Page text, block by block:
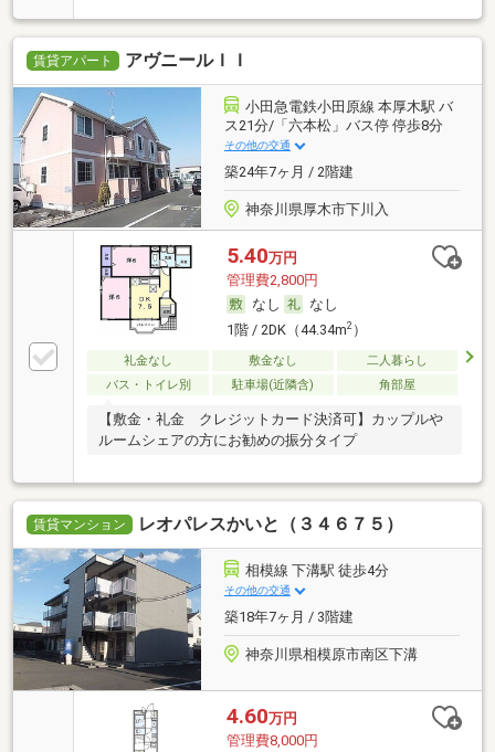
賃貸アパート アヴニールＩＩ
小田急電鉄小田原線 本厚木駅 バ
ス21分/「六本松」バス停 停歩8分
その他の交通
築24年7ヶ月 / 2階建
神奈川県厚木市下川入
5.40万円
管理費2,800円
なし
なし
1階 / 2DK（44.34m2）
礼金なし 敷金なし
二人暮らし
バス・トイレ別
駐車場(近隣含) 角部屋
【敷金・礼金 クレジットカード決済可】カップルや
ルームシェアの方にお勧めの振分タイプ
賃貸マンション レオパレスかいと（３４６７５）
相模線 下溝駅 徒歩4分
その他の交通
築18年7ヶ月 / 3階建
神奈川県相模原市南区下溝
4.60万円
管理費8,000円